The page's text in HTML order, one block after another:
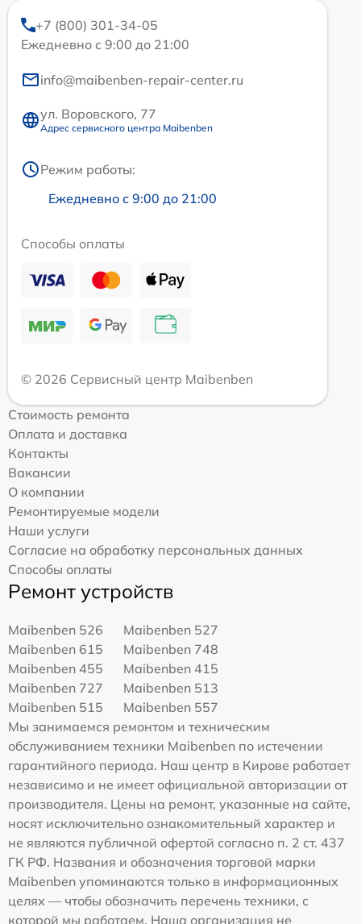
+7 (800) 301-34-05
Ежедневно с 9:00 до 21:00
info@maibenben-repair-center.ru
ул. Воровского, 77
Адрес сервисного центра Maibenben
Режим работы:
Ежедневно с 9:00 до 21:00
Способы оплаты
© 2026 Сервисный центр Maibenben
Стоимость ремонта
Оплата и доставка
Контакты
Вакансии
О компании
Ремонтируемые модели
Наши услуги
Согласие на обработку персональных данных
Способы оплаты
Ремонт устройств
Maibenben 526
Maibenben 527
Maibenben 615
Maibenben 748
Maibenben 455
Maibenben 415
Maibenben 727
Maibenben 513
Maibenben 515
Maibenben 557
Мы занимаемся ремонтом и техническим
обслуживанием техники Maibenben по истечении
гарантийного периода. Наш центр в Кирове работает
независимо и не имеет официальной авторизации от
производителя. Цены на ремонт, указанные на сайте,
носят исключительно ознакомительный характер и
не являются публичной офертой согласно п. 2 ст. 437
ГК РФ. Названия и обозначения торговой марки
Maibenben упоминаются только в информационных
целях — чтобы обозначить перечень техники, с
которой мы работаем. Наша организация не